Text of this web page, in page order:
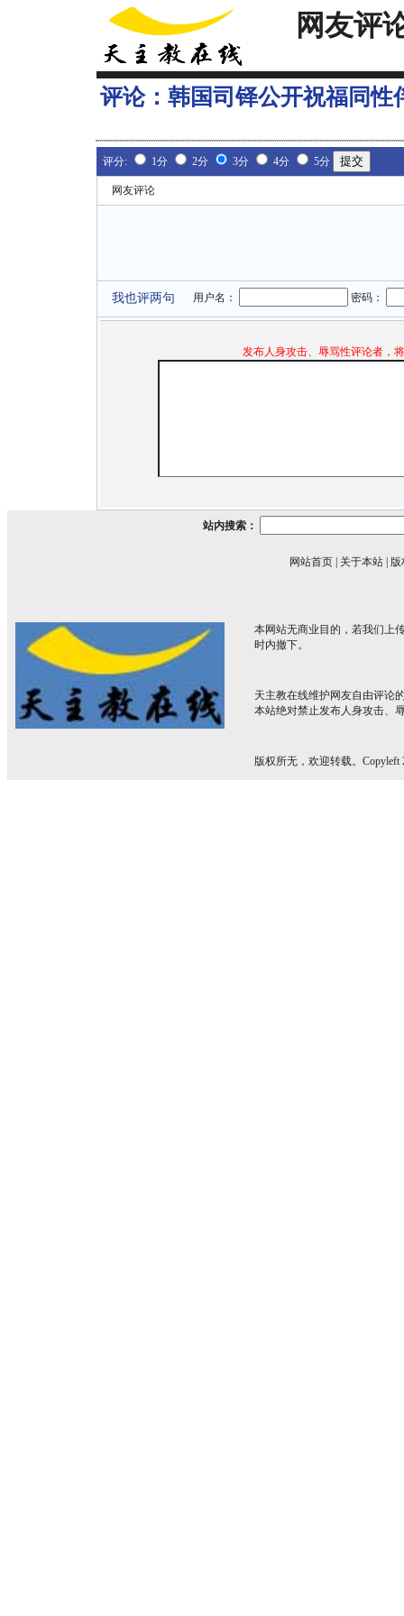
网友评
评论： 韩国司铎公开祝福同性
评分: 1分 2分 3分 4分 5分
网友评论
我也评两句 用户名： 密码：
发布人身攻击、辱骂性评论者，
站内搜索：
网站首页 关于本站 版
本网站无商业目的，若我们上
时内撤下。
天主教在线维护网友自由评论
本站绝对禁止发布人身攻击、
版权所无，欢迎转载。